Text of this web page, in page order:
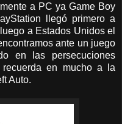
a PC ya Game Boy
llegó primero a
a Estados Unidos el
ante un juego
en las persecuciones
en mucho a la
Auto.